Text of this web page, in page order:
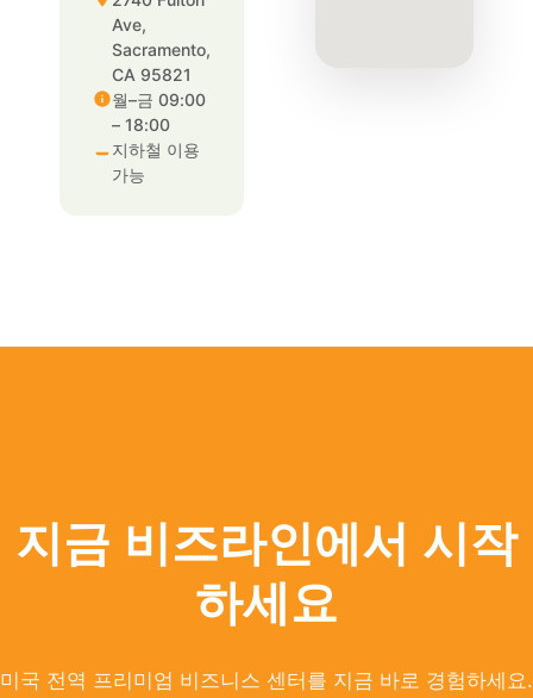
Ave,
Sacramento,
CA 95821
월–금 09:00
– 18:00
지하철 이용
가능
지금 비즈라인에서 시작
하세요
미국 전역 프리미엄 비즈니스 센터를 지금 바로 경험하세요.